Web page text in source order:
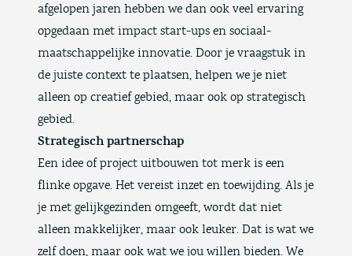
afgelopen jaren hebben we dan ook veel ervaring
opgedaan met impact start-ups en sociaal-
maatschappelijke innovatie. Door je vraagstuk in
de juiste context te plaatsen, helpen we je niet
alleen op creatief gebied, maar ook op strategisch
gebied.
Strategisch partnerschap
Een idee of project uitbouwen tot merk is een
flinke opgave. Het vereist inzet en toewijding. Als je
je met gelijkgezinden omgeeft, wordt dat niet
alleen makkelijker, maar ook leuker. Dat is wat we
zelf doen, maar ook wat we jou willen bieden. We